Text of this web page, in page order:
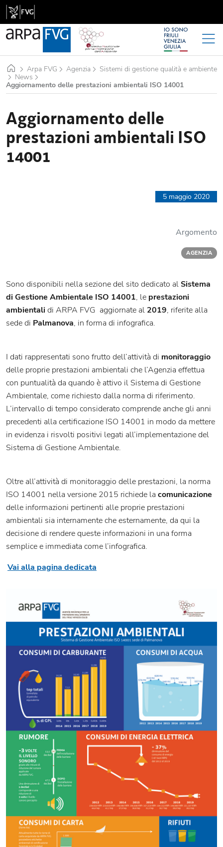
HomeArpa FVG Agenzia
Sistemi di gestione qualità e ambiente
News
Aggiornamento delle prestazioni ambientali ISO 14001
Aggiornamento delle
prestazioni ambientali ISO
14001
5 maggio 2020
Argomento
AGENZIA
Sono disponibili nella sezione del sito dedicato alSistema
di Gestione Ambientale ISO 14001, le prestazioni
ambientalidi ARPA FVG aggiornate al 2019, riferite alla
sede di Palmanova, in forma di infografica.
I dati rappresentati sono frutto dell’attività di monitoraggio
delle proprie prestazioni ambientali che l’Agenzia effettua
con puntualità da quando è attivo il Sistema di Gestione
Ambientale, come richiesto dalla norma di riferimento.
L’intervallo di tempo considerato comprende anche gli anni
precedenti alla certificazione ISO 14001 in modo da mettere
in evidenza i risvolti positivi legati all’implementazione del
Sistema di Gestione Ambientale.
Oltre all’attività di monitoraggio delle prestazioni, la norma
ISO 14001 nella versione 2015 richiede la comunicazione
delle informazioni pertinenti alle proprie prestazioni
ambientali sia internamente che esternamente, da qui la
decisione di rendere queste informazioni in una forma
semplice e immediata come l’infografica.
Vai alla pagina dedicata